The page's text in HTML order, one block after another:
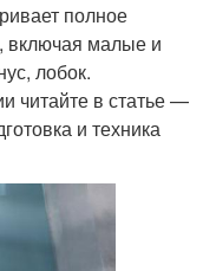
полное
включая малые и
лобок.
читайте в статье —
и техника